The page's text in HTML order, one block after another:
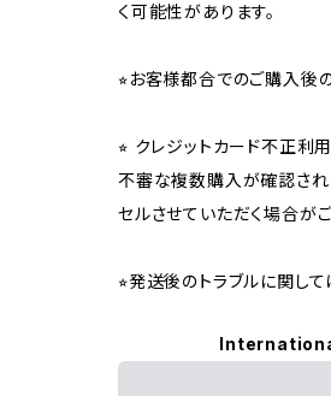
く可能性があります。
⭐︎お客様都合でのご購入後
⭐︎ クレジットカード不正
不審な複数購入が確認され
セルさせていただく場合がご
⭐︎発送後のトラブルに関し